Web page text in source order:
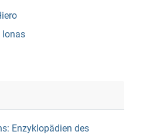
Ionas
Enzyklopädien des